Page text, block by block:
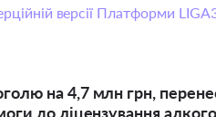
версії Платформи
на 4,7 млн грн,
до ліцензування